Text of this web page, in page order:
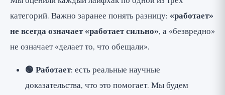
категорий. Важно заранее понять разницу: «работает»
не всегда означает «работает сильно», а «безвредно»
не означает «делает то, что обещали».
🟢 Работает: есть реальные научные
доказательства, что это помогает. Мы будем